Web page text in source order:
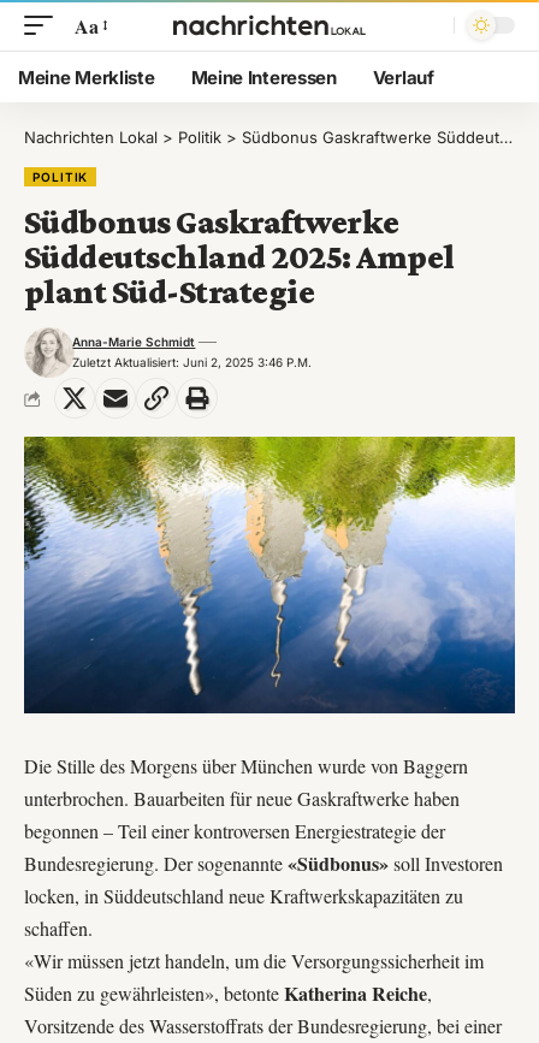
Aa
Meine Merkliste Meine Interessen Verlauf
Nachrichten Lokal > Politik > Südbonus Gaskraftwerke Süddeutschland 2025: Ampel plant Süd-Strategie
POLITIK
Südbonus Gaskraftwerke
Süddeutschland 2025: Ampel
plant Süd-Strategie
Zuletzt Aktualisiert: Juni 2, 2025 3:46 P.m.
Anna-Marie Schmidt
Die Stille des Morgens über München wurde von Baggern
unterbrochen. Bauarbeiten für neue Gaskraftwerke haben
begonnen – Teil einer kontroversen Energiestrategie der
Bundesregierung. Der sogenannte«Südbonus»soll Investoren
locken, in Süddeutschland neue Kraftwerkskapazitäten zu
schaffen.
«Wir müssen jetzt handeln, um die Versorgungssicherheit im
Süden zu gewährleisten», betonteKatherina Reiche,
Vorsitzende des Wasserstoffrats der Bundesregierung, bei einer